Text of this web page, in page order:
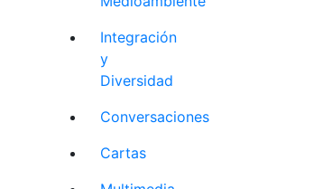
Integración
y
Diversidad
Conversaciones
Cartas